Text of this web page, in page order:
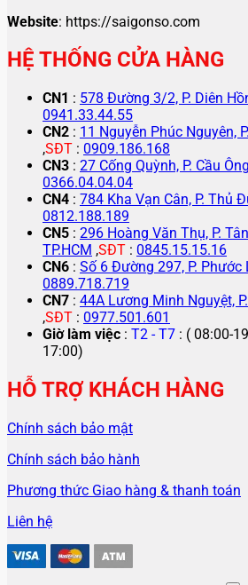
Website: https://saigonso.com
HỆ THỐNG CỬA HÀNG
CN1 : 578 Đường 3/2, P. Diên
0941.33.44.55
CN2 : 11 Nguyễn Phúc Nguyên,
,SĐT : 0909.186.168
CN3 : 27 Cống Quỳnh, P. Cầu
0366.04.04.04
CN4 : 784 Kha Vạn Cân, P. Thủ
0812.188.189
CN5 : 296 Hoàng Văn Thụ, P.
TP.HCM ,SĐT : 0845.15.15.16
CN6 : Số 6 Đường 297, P. Phước
0889.718.719
CN7 : 44A Lương Minh Nguyệt,
,SĐT : 0977.501.601
Giờ làm việc : T2 - T7 : ( 08:00-
17:00)
HỖ TRỢ KHÁCH HÀNG
Chính sách bảo mật
Chính sách bảo hành
Phương thức Giao hàng & thanh toán
Liên hệ